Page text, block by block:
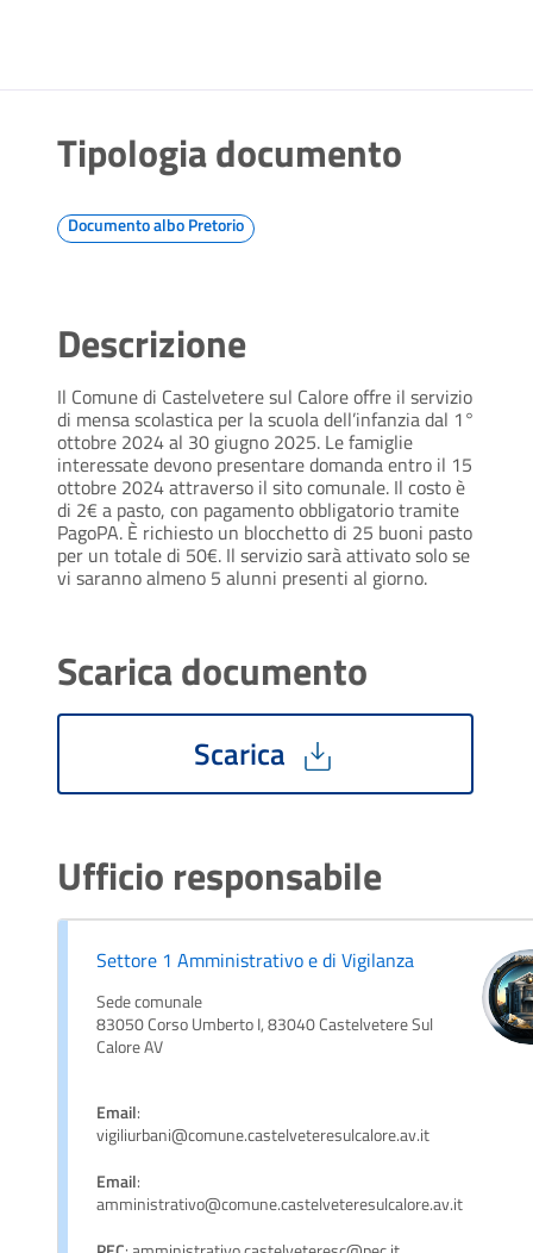
Tipologia documento
Documento albo Pretorio
Descrizione
Il Comune di Castelvetere sul Calore offre il servizio
di mensa scolastica per la scuola dell’infanzia dal 1°
ottobre 2024 al 30 giugno 2025. Le famiglie
interessate devono presentare domanda entro il 15
ottobre 2024 attraverso il sito comunale. Il costo è
di 2€ a pasto, con pagamento obbligatorio tramite
PagoPA. È richiesto un blocchetto di 25 buoni pasto
per un totale di 50€. Il servizio sarà attivato solo se
vi saranno almeno 5 alunni presenti al giorno.
Scarica documento
Scarica
Ufficio responsabile
Settore 1 Amministrativo e di Vigilanza
Sede comunale
83050 Corso Umberto I, 83040 Castelvetere Sul
Calore AV
Email:
vigiliurbani@comune.castelveteresulcalore.av.it
Email:
amministrativo@comune.castelveteresulcalore.av.it